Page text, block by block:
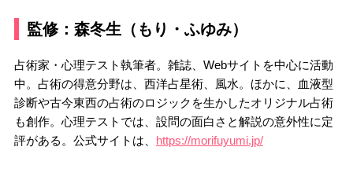
監修：森冬生（もり・ふゆみ）
占術家・心理テスト執筆者。雑誌、Webサイトを中心に活動
中。占術の得意分野は、西洋占星術、風水。ほかに、血液型
診断や古今東西の占術のロジックを生かしたオリジナル占術
も創作。心理テストでは、設問の面白さと解説の意外性に定
評がある。公式サイトは、 https://morifuyumi.jp/